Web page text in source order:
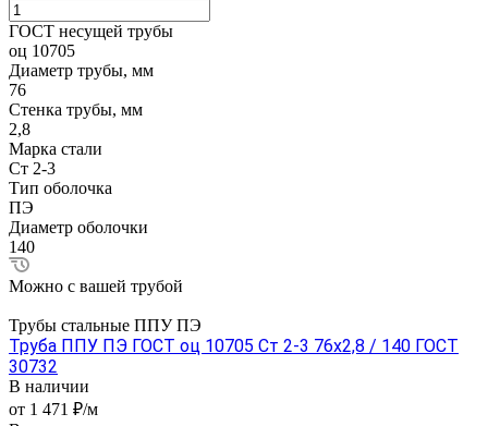
ГОСТ несущей трубы
оц 10705
Диаметр трубы, мм
76
Стенка трубы, мм
2,8
Марка стали
Ст 2-3
Тип оболочка
ПЭ
Диаметр оболочки
140
Можно с вашей трубой
Трубы стальные ППУ ПЭ
Труба ППУ ПЭ ГОСТ оц 10705 Ст 2-3 76x2,8 / 140 ГОСТ
30732
В наличии
от 1 471 ₽/м